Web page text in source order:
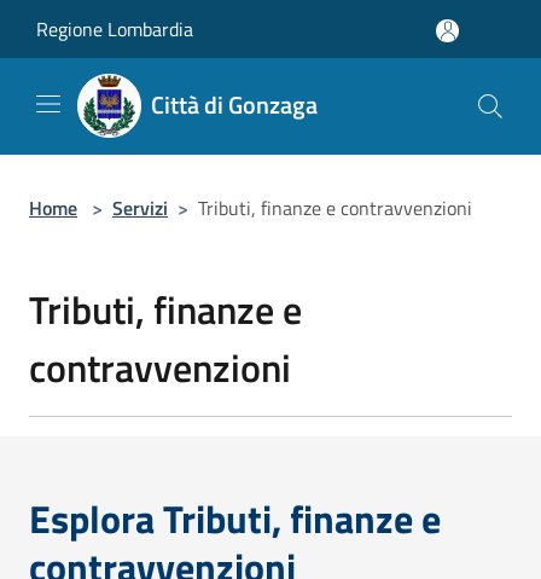
Regione Lombardia
Città di Gonzaga
Home > Servizi > Tributi, finanze e contravvenzioni
Tributi, finanze e
contravvenzioni
Esplora Tributi, finanze e
contravvenzioni